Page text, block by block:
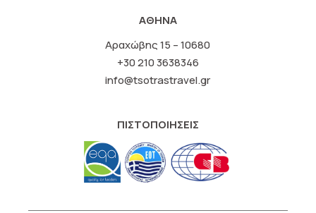
ΑΘΗΝΑ
Αραχώβης 15 – 10680
+30 210 3638346
info@tsotrastravel.gr
ΠΙΣΤΟΠΟΙΗΣΕΙΣ